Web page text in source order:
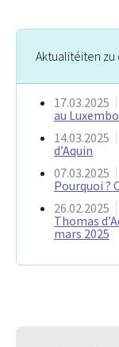
Aktualitéiten
17.03.2025
au
14.03.2025
d’Aquin
07.03.2025
Pourquoi ?
26.02.2025
Thomas
mars 2025